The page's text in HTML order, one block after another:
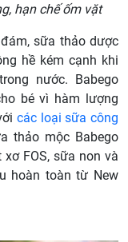
hạn chế ốm vặt
sữa thảo dược
hề kém cạnh khi
nước. Babego
bé vì hàm lượng
các loại sữa công
thảo mộc Babego
FOS, sữa non và
hoàn toàn từ New